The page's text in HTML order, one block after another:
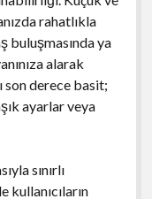
rahatlıkla
buluşmasında ya
alarak
son derece basit;
ayarlar veya
sınırlı
kullanıcıların